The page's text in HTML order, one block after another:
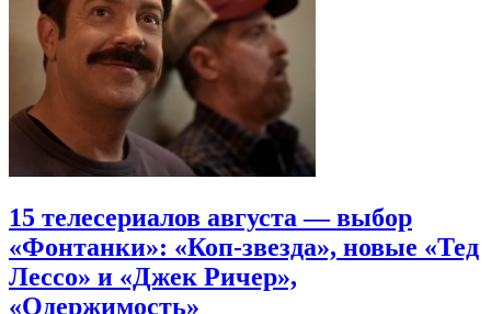
15 телесериалов августа — выбор
«Фонтанки»: «Коп-звезда», новые «Тед
Лессо» и «Джек Ричер»,
«Одержимость»